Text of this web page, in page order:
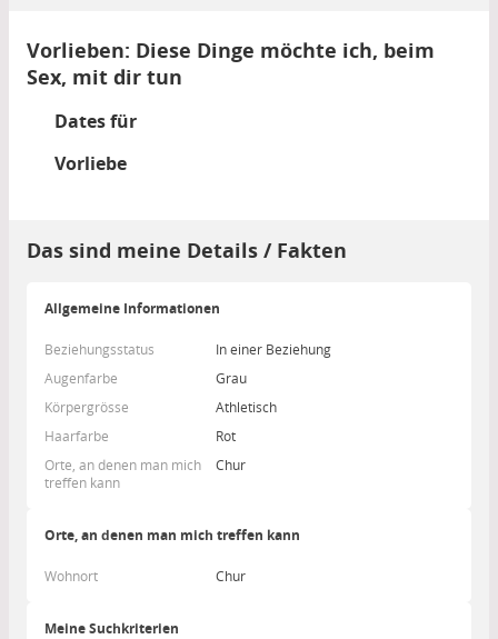
Vorlieben: Diese Dinge möchte ich, beim
Sex, mit dir tun
Dates für
Vorliebe
Das sind meine Details / Fakten
Allgemeine Informationen
Beziehungsstatus
In einer Beziehung
Augenfarbe
Grau
Körpergrösse
Athletisch
Haarfarbe
Rot
Orte, an denen man mich
treffen kann
Chur
Orte, an denen man mich treffen kann
Wohnort Chur
Meine Suchkriterien